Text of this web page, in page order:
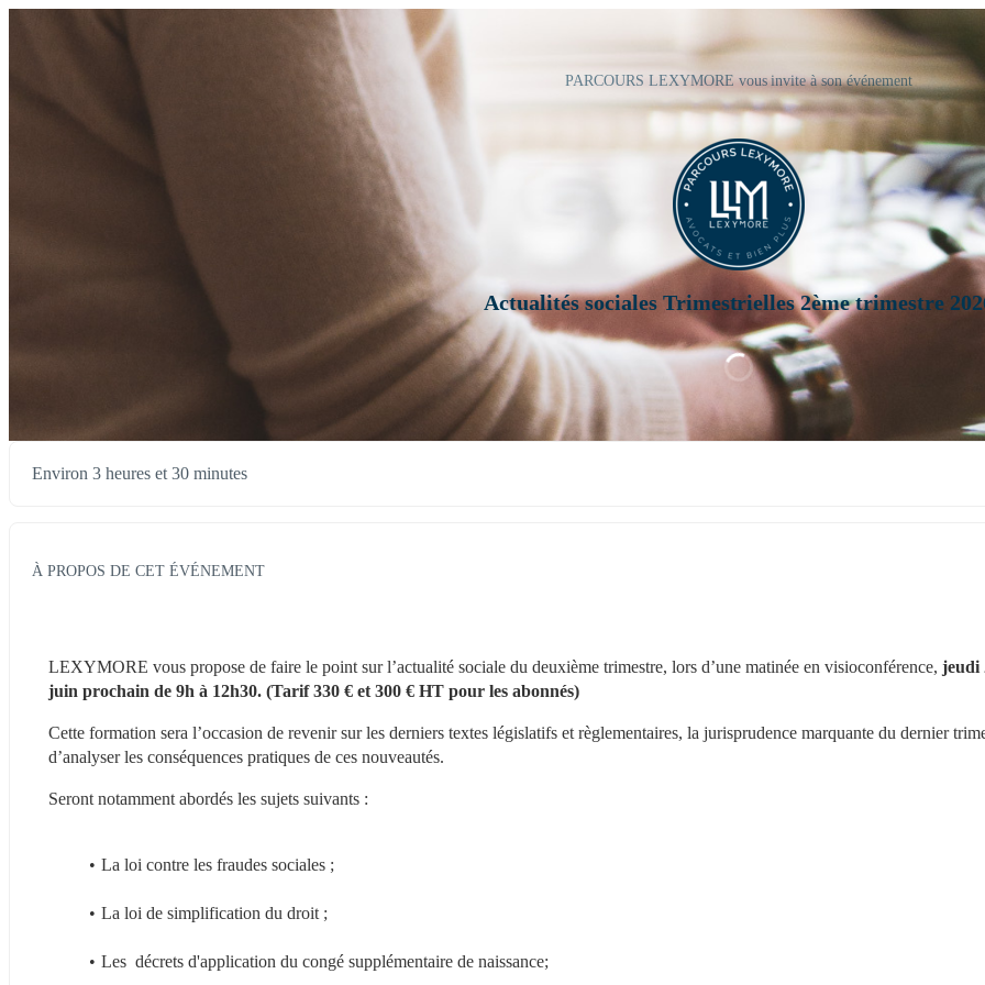
PARCOURS LEXYMORE vous invite à son événement
Actualités sociales Trimestrielles 2ème trimestre
Environ 3 heures et 30 minutes
À PROPOS DE CET ÉVÉNEMENT
LEXYMORE vous propose de faire le point sur l’actualité sociale du deuxième trimestre, lors d’une matinée en visioconférence, jeudi
juin prochain de 9h à 12h30. (Tarif 330 € et 300 € HT pour les abonnés)
Cette formation sera l’occasion de revenir sur les derniers textes législatifs et règlementaires, la jurisprudence marquante du dernier
d’analyser les conséquences pratiques de ces nouveautés.
Seront notamment abordés les sujets suivants :
La loi contre les fraudes sociales ;
La loi de simplification du droit ;
Les  décrets d'application du congé supplémentaire de naissance;